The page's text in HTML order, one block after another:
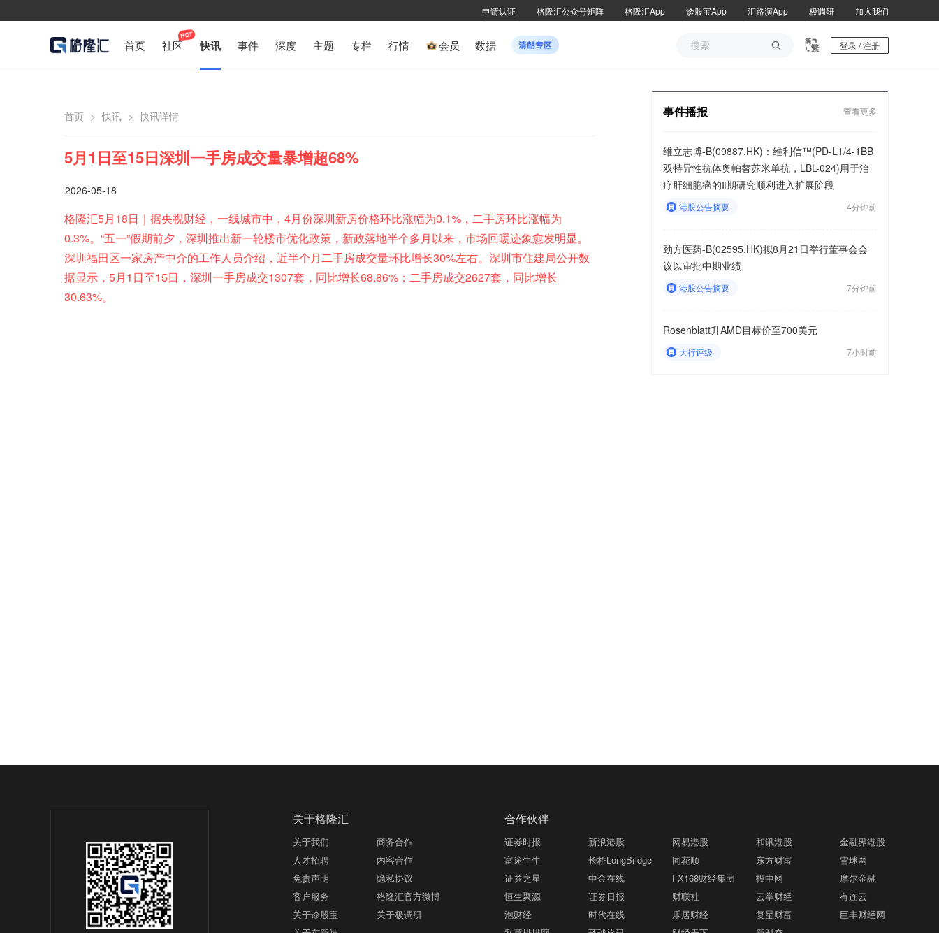
申请认证 格隆汇公众号矩阵 格隆汇App 诊股宝App 汇路演App 极调研 加入我们
首页 社区 快讯 事件 深度 主题 专栏 行情 会员 数据  登录 / 注册
首页 > 快讯 > 快讯详情
5月1日至15日深圳一手房成交量暴增超68%
2026-05-18
格隆汇5月18日｜据央视财经，一线城市中，4月份深圳新房价格环比涨幅为0.1%，二手房环比涨幅为
0.3%。“五一”假期前夕，深圳推出新一轮楼市优化政策，新政落地半个多月以来，市场回暖迹象愈发明显。
深圳福田区一家房产中介的工作人员介绍，近半个月二手房成交量环比增长30%左右。深圳市住建局公开数
据显示，5月1日至15日，深圳一手房成交1307套，同比增长68.86%；二手房成交2627套，同比增长
30.63%。
事件播报 查看更多
维立志博-B(09887.HK)：维利信™(PD-L1/4-1BB
双特异性抗体奥帕替苏米单抗，LBL-024)用于治
疗肝细胞癌的Ⅱ期研究顺利进入扩展阶段
港股公告摘要 4分钟前
劲方医药-B(02595.HK)拟8月21日举行董事会会
议以审批中期业绩
港股公告摘要 7分钟前
Rosenblatt升AMD目标价至700美元
大行评级 7小时前
关于格隆汇
关于我们
商务合作
人才招聘
内容合作
免责声明
隐私协议
客户服务
格隆汇官方微博
关于诊股宝
关于极调研
关于东新社
合作伙伴
证券时报 新浪港股 网易港股 和讯港股
金融界港股
富途牛牛
长桥LongBridge 同花顺 东方财富
雪球网
证券之星
中金在线 FX168财经集团 投中网
摩尔金融
恒生聚源
证券日报 财联社 云掌财经
有连云
泡财经
时代在线 乐居财经 复星财富
巨丰财经网
私募排排网
环球旅讯 财经天下 新时空